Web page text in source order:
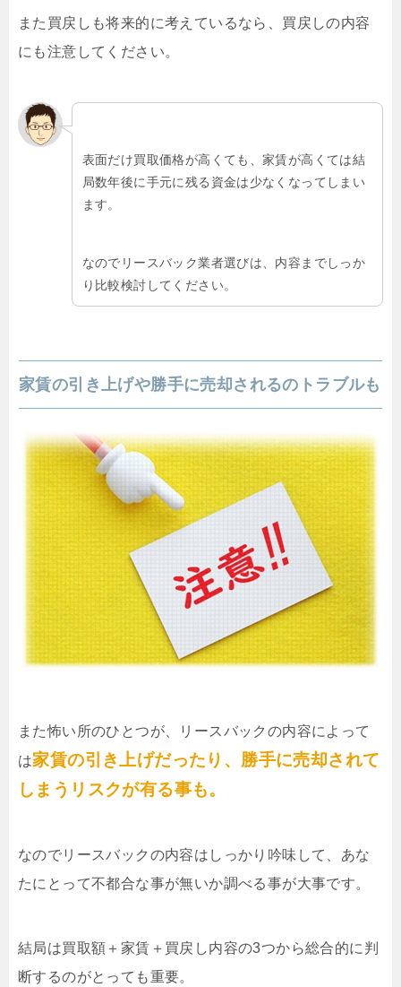
また買戻しも将来的に考えているなら、買戻しの内容
にも注意してください。
表面だけ買取価格が高くても、家賃が高くては結
局数年後に手元に残る資金は少なくなってしまい
ます。
なのでリースバック業者選びは、内容までしっか
り比較検討してください。
家賃の引き上げや勝手に売却されるのトラブルも
また怖い所のひとつが、リースバックの内容によって
は家賃の引き上げだったり、勝手に売却されて
しまうリスクが有る事も。
なのでリースバックの内容はしっかり吟味して、あな
たにとって不都合な事が無いか調べる事が大事です。
結局は買取額＋家賃＋買戻し内容の3つから総合的に判
断するのがとっても重要。